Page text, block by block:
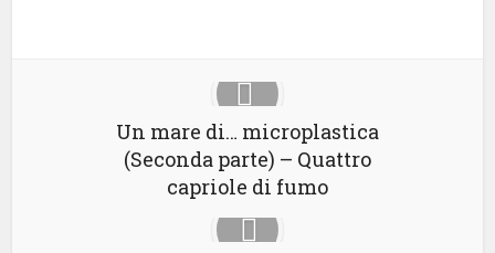
Un mare di… microplastica
(Seconda parte) – Quattro
capriole di fumo